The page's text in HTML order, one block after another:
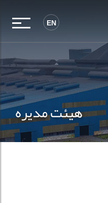
EN
هیئت مدیره